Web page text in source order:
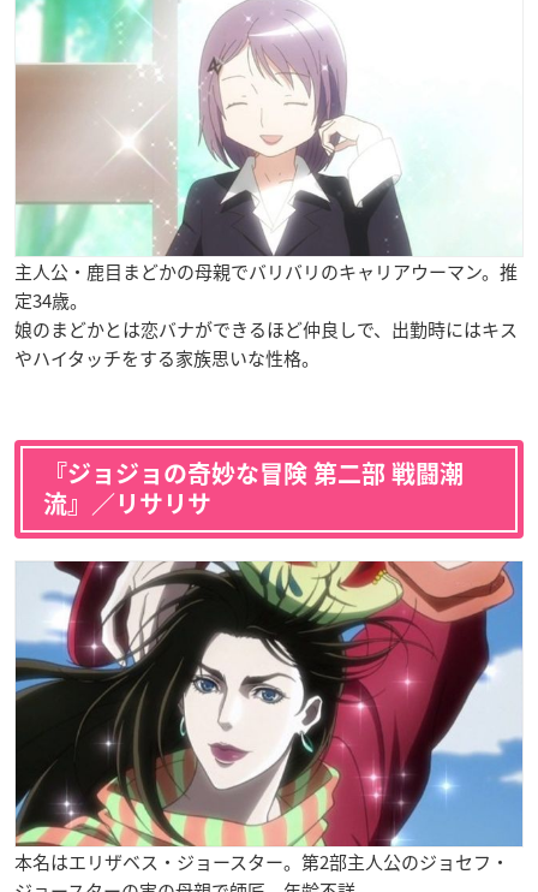
主人公・鹿目まどかの母親でバリバリのキャリアウーマン。推
定34歳。
娘のまどかとは恋バナができるほど仲良しで、出勤時にはキス
やハイタッチをする家族思いな性格。
『ジョジョの奇妙な冒険 第二部 戦闘潮
流』／リサリサ
本名はエリザベス・ジョースター。第2部主人公のジョセフ・